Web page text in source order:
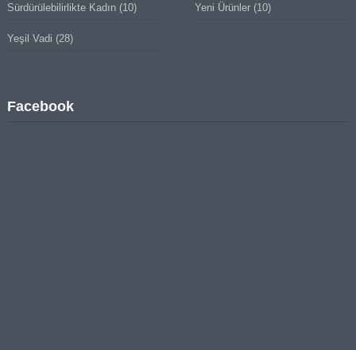
Sürdürülebilirlikte Kadın(10) Yeni Ürünler (10)
Yeşil Vadi (28)
Facebook